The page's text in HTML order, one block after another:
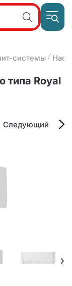
8
25-
системы
типа Royal
Следующий